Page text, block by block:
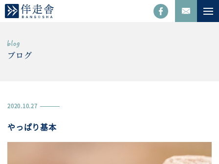
ブログ
2020.10.27
やっぱり基本